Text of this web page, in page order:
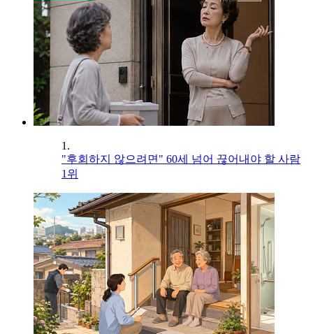
1.
"후회하지 않으려면" 60세 넘어 끊어내야 할 사람
1위